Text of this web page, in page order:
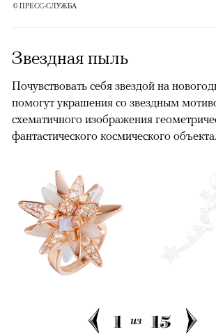
© ПРЕСС-СЛУЖБА
00:00 / 00:00
Звездная пыль
Почувствовать себя звездой на
помогут украшения со звездным
схематичного изображения
фантастического космического объекта.
1 из 15